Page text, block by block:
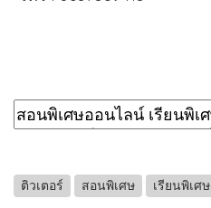
ติวเตอร์ สอนพิเศษ เรียนพิเศษ